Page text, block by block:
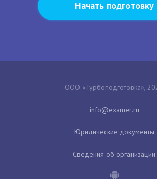
Начать подготовку
ООО «Турбоподготовка»,
Юридические документы
Сведения об организации